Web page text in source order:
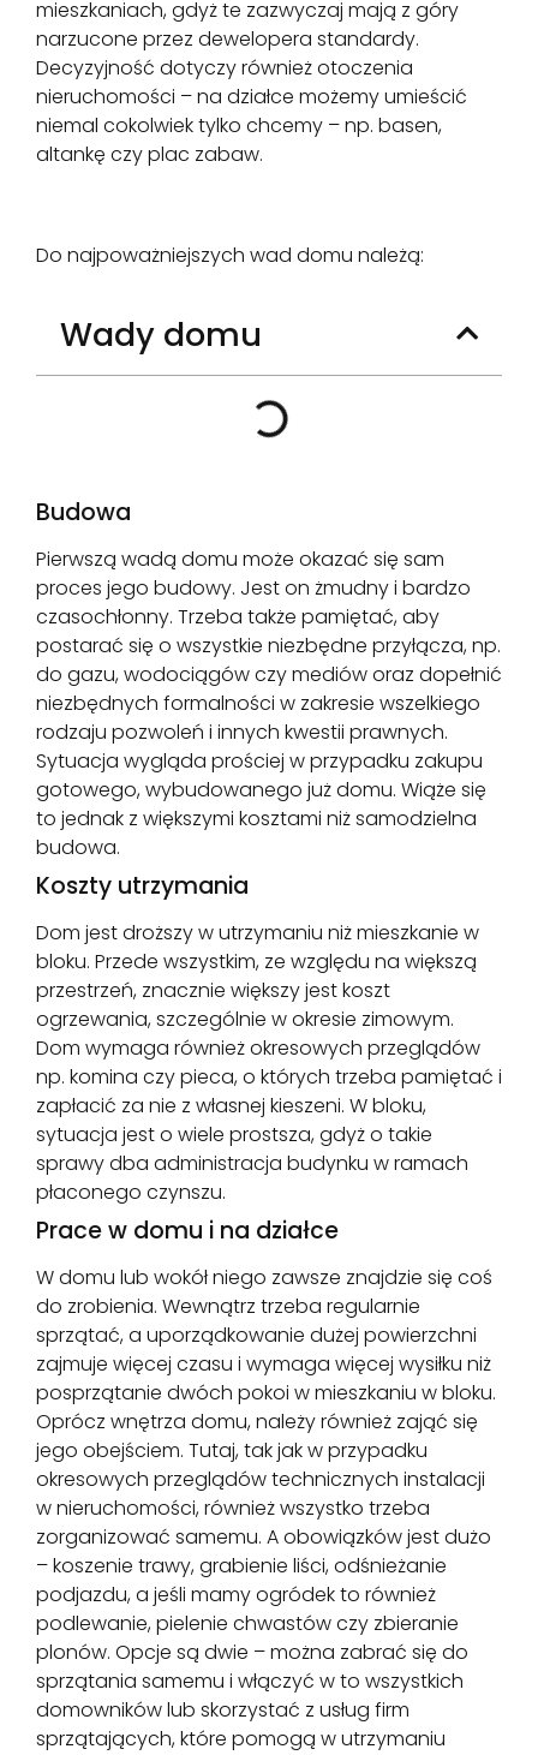
mieszkaniach, gdyż te zazwyczaj mają z góry
narzucone przez dewelopera standardy.
Decyzyjność dotyczy również otoczenia
nieruchomości – na działce możemy umieścić
niemal cokolwiek tylko chcemy – np. basen,
altankę czy plac zabaw.
Do najpoważniejszych wad domu należą:
Wady domu
Budowa
Pierwszą wadą domu może okazać się sam
proces jego budowy. Jest on żmudny i bardzo
czasochłonny. Trzeba także pamiętać, aby
postarać się o wszystkie niezbędne przyłącza, np.
do gazu, wodociągów czy mediów oraz dopełnić
niezbędnych formalności w zakresie wszelkiego
rodzaju pozwoleń i innych kwestii prawnych.
Sytuacja wygląda prościej w przypadku zakupu
gotowego, wybudowanego już domu. Wiąże się
to jednak z większymi kosztami niż samodzielna
budowa.
Koszty utrzymania
Dom jest droższy w utrzymaniu niż mieszkanie w
bloku. Przede wszystkim, ze względu na większą
przestrzeń, znacznie większy jest koszt
ogrzewania, szczególnie w okresie zimowym.
Dom wymaga również okresowych przeglądów
np. komina czy pieca, o których trzeba pamiętać i
zapłacić za nie z własnej kieszeni. W bloku,
sytuacja jest o wiele prostsza, gdyż o takie
sprawy dba administracja budynku w ramach
płaconego czynszu.
Prace w domu i na działce
W domu lub wokół niego zawsze znajdzie się coś
do zrobienia. Wewnątrz trzeba regularnie
sprzątać, a uporządkowanie dużej powierzchni
zajmuje więcej czasu i wymaga więcej wysiłku niż
posprzątanie dwóch pokoi w mieszkaniu w bloku.
Oprócz wnętrza domu, należy również zająć się
jego obejściem. Tutaj, tak jak w przypadku
okresowych przeglądów technicznych instalacji
w nieruchomości, również wszystko trzeba
zorganizować samemu. A obowiązków jest dużo
– koszenie trawy, grabienie liści, odśnieżanie
podjazdu, a jeśli mamy ogródek to również
podlewanie, pielenie chwastów czy zbieranie
plonów. Opcje są dwie – można zabrać się do
sprzątania samemu i włączyć w to wszystkich
domowników lub skorzystać z usług firm
sprzątających, które pomogą w utrzymaniu